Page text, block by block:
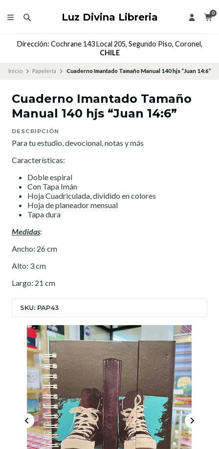
Luz Divina Libreria 0
Dirección: Cochrane 143 Local 205, Segundo Piso, Coronel,
CHILE
Inicio Papelería Cuaderno Imantado Tamaño Manual 140 hjs “Juan 14:6”
Cuaderno Imantado Tamaño
Manual 140 hjs “Juan 14:6”
DESCRIPCIÓN
Para tu estudio, devocional, notas y más
Características:
Doble espiral
Con Tapa Imán
Hoja Cuadriculada, dividido en colores
Hoja de planeador mensual
Tapa dura
Medidas:
Ancho: 26 cm
Alto: 3 cm
Largo: 21 cm
SKU: PAP43